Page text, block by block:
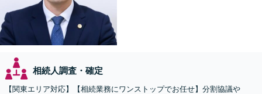
相続人調査・確定
【関東エリア対応】【相続業務にワンストップでお任せ】分割協議や